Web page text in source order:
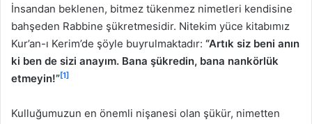
İnsandan beklenen, bitmez tükenmez nimetleri kendisine
bahşeden Rabbine şükretmesidir. Nitekim yüce kitabımız
Kur’an-ı Kerim’de şöyle buyrulmaktadır: “Artık siz beni anın
ki ben de sizi anayım. Bana şükredin, bana nankörlük
etmeyin!”[1]
Kulluğumuzun en önemli nişanesi olan şükür, nimetten